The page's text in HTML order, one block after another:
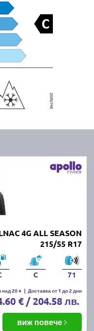
4G ALL SEASON
215/55 R17
C 71
20 + | Доставка от 1 до 2 дни
€ / 204.58 лв.
виж повече